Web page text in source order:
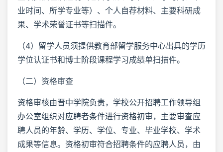
业时间、所学专业等）、个人自荐材料、主要科研成
果、学术荣誉证书等扫描件。
（4）留学人员须提供教育部留学服务中心出具的学历
学位认证书和博士阶段课程学习成绩单扫描件。
（二）资格审查
资格审核由晋中学院负责，学校公开招聘工作领导组
办公室组织对应聘者条件进行资格初审，主要审查应
聘人员的年龄、学历、学位、专业、毕业学校、学术
成果等信息。资格初审符合招聘条件的应聘人员，由